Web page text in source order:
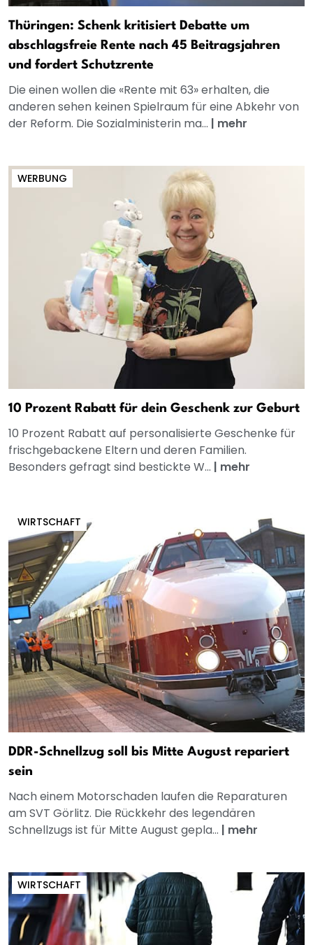
Thüringen: Schenk kritisiert Debatte um
abschlagsfreie Rente nach 45 Beitragsjahren
und fordert Schutzrente
Die einen wollen die «Rente mit 63» erhalten, die
anderen sehen keinen Spielraum für eine Abkehr von
der Reform. Die Sozialministerin ma... | mehr
WERBUNG
10 Prozent Rabatt für dein Geschenk zur Geburt
10 Prozent Rabatt auf personalisierte Geschenke für
frischgebackene Eltern und deren Familien.
Besonders gefragt sind bestickte W... | mehr
WIRTSCHAFT
DDR-Schnellzug soll bis Mitte August repariert
sein
Nach einem Motorschaden laufen die Reparaturen
am SVT Görlitz. Die Rückkehr des legendären
Schnellzugs ist für Mitte August gepla... | mehr
WIRTSCHAFT